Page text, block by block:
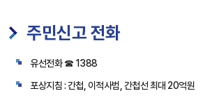
주민신고 전화
유선전화 ☎ 1388
포상지침 : 간첩, 이적사범, 간첩선 최대 20억원